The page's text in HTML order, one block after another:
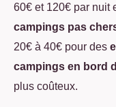
60€ et 120€ par nuit
campings pas
20€ à 40€ pour des
campings en bord
plus coûteux.